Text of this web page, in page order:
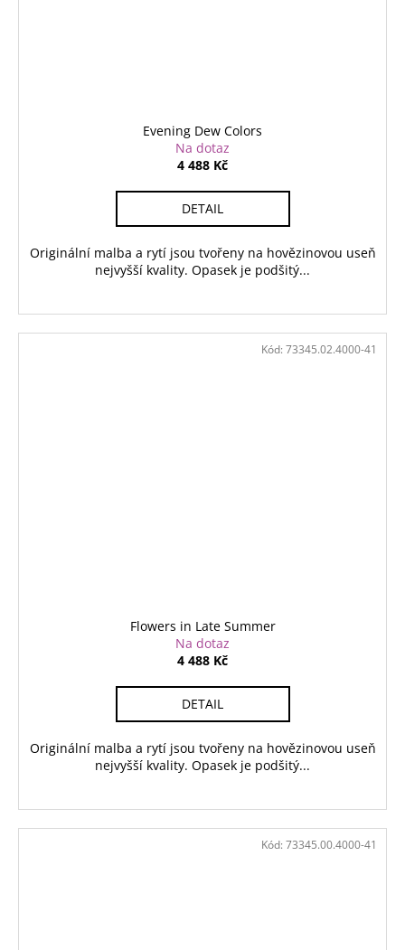
Evening Dew Colors
Na dotaz
4 488 Kč
DETAIL
Originální malba a rytí jsou tvořeny na hovězinovou useň
nejvyšší kvality. Opasek je podšitý...
Flowers in Late Summer
Na dotaz
4 488 Kč
DETAIL
Originální malba a rytí jsou tvořeny na hovězinovou useň
nejvyšší kvality. Opasek je podšitý...
Kód: 73345.02.4000-41
Kód: 73345.00.4000-41